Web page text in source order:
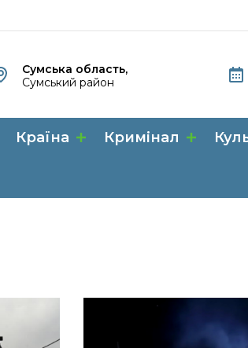
Сумська область,
Сумський район
Країна Кримінал